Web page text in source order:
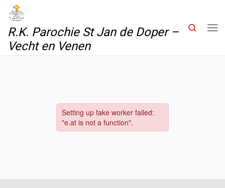
Skip to content
R.K. Parochie St Jan de Doper –
Vecht en Venen
Search